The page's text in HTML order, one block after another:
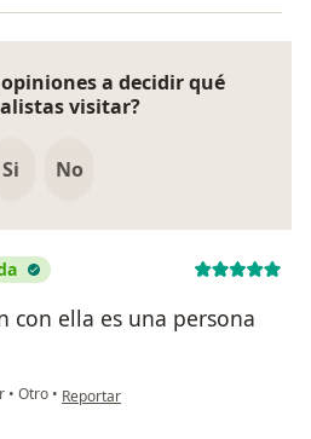
a decidir qué
visitar?
Si No
con ella es una persona
• Otro • en opinión del usuario Josiel
Reportar